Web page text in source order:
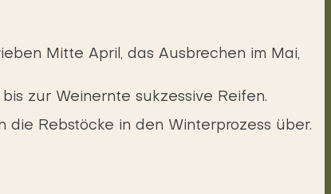
Mitte April, das Ausbrechen im Mai,
zur Weinernte sukzessive Reifen.
die Rebstöcke in den Winterprozess über.